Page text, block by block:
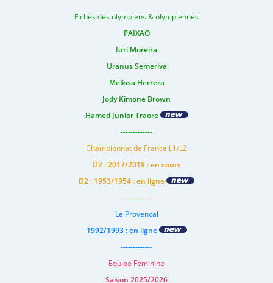
Fiches des olympiens & olympiennes
PAIXAO
Iuri Moreira
Uranus Semeriva
Melissa Herrera
Jody Kimone Brown
Hamed Junior Traore
-------------
Championnat de France L1/L2
D2 : 2017/2018 : en cours
D2 : 1953/1954 : en ligne
-------------
Le Provencal
1992/1993 : en ligne
-------------
Equipe Feminine
Saison 2025/2026